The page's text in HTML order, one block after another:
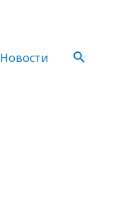
Новости Поиск